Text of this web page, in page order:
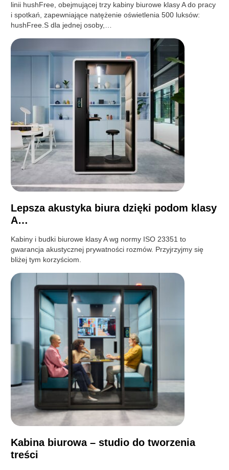
linii hushFree, obejmującej trzy kabiny biurowe klasy A do pracy
i spotkań, zapewniające natężenie oświetlenia 500 luksów:
hushFree.S dla jednej osoby,…
Lepsza akustyka biura dzięki podom klasy
A…
Kabiny i budki biurowe klasy A wg normy ISO 23351 to
gwarancja akustycznej prywatności rozmów. Przyjrzyjmy się
bliżej tym korzyściom.
Kabina biurowa – studio do tworzenia
treści